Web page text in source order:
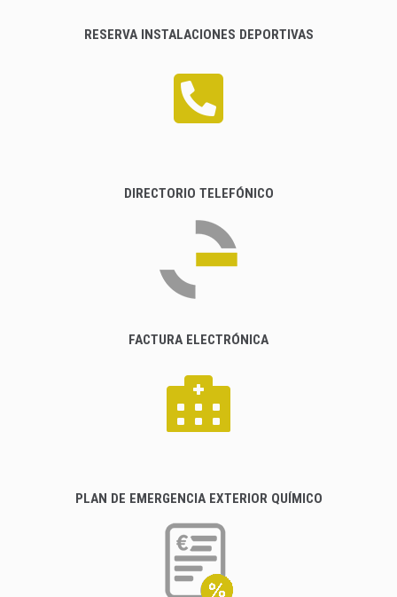
RESERVA INSTALACIONES DEPORTIVAS
DIRECTORIO TELEFÓNICO
FACTURA ELECTRÓNICA
PLAN DE EMERGENCIA EXTERIOR QUÍMICO